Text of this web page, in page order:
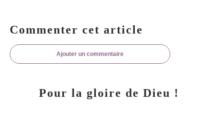
Commenter cet article
Ajouter un commentaire
Pour la gloire de Dieu !